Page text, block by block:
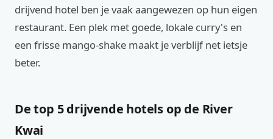
drijvend hotel ben je vaak aangewezen op hun eigen
restaurant. Een plek met goede, lokale curry's en
een frisse mango-shake maakt je verblijf net ietsje
beter.
De top 5 drijvende hotels op de River
Kwai